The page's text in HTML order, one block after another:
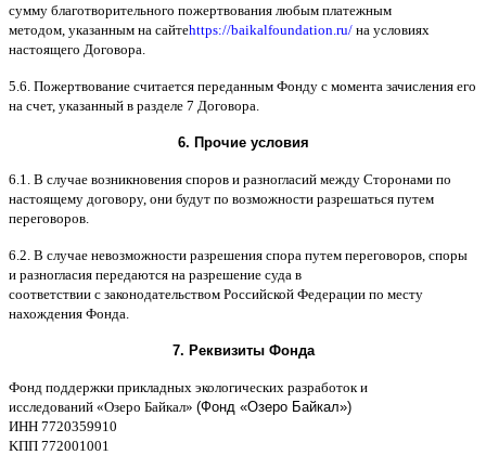
сумму благотворительного пожертвования любым платежным
методом указанным на сайтеhttps://baikalfoundation.ru/ на условиях
настоящего Договора
5.6. Пожертвование считается переданным Фонду с момента зачисления его
на счет, указанный в разделе 7 Договора
6. Прочие условия
6.1. B случае возникновения споров и разногласий между Сторонами по
настоящему договору, они будут по возможности разрешаться путем
переговоров
6.2. B случае невозможности разрешения спора путем переговоров споры
и разногласия передаются на разрешение суда в
соответствии c законодательством Российской Федерации по месту
нахождения Фонда
7. Реквизиты Фонда
Фонд поддержки прикладных экологических разработок и
исследований «Озеро Байкал» (Фонд «Озеро Байкал»)
ИНН 7720359910
KПП 772001001